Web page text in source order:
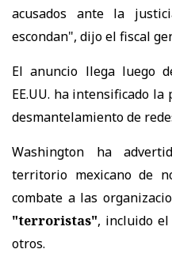
acusados ante la
escondan", dijo el fiscal
El anuncio llega luego
EE.UU. ha intensificado
desmantelamiento de
Washington ha
territorio mexicano de
combate a las
"terroristas", incluido el
otros.